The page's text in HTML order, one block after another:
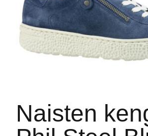
Naisten